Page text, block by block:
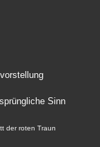
Sinn
der roten Traun